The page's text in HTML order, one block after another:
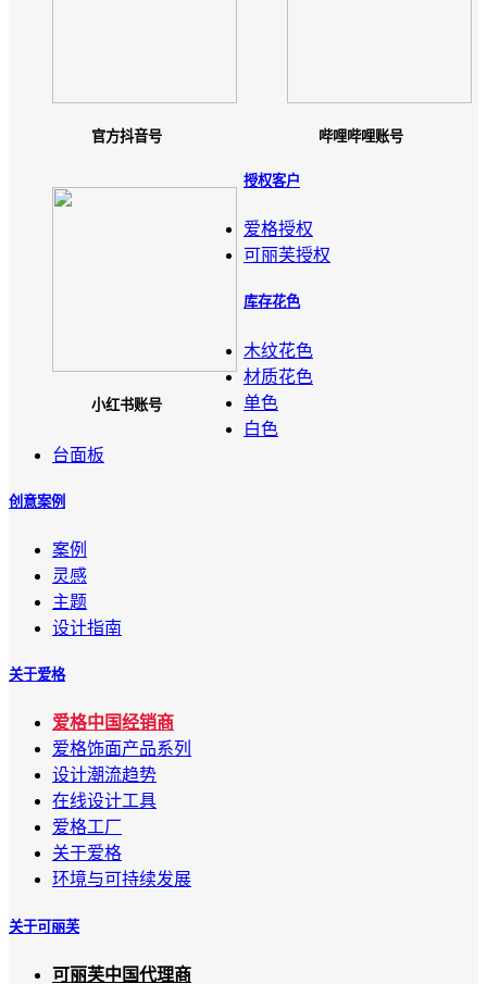
官方抖音号 哔哩哔哩账号
小红书账号
授权客户
爱格授权
可丽芙授权
库存花色
木纹花色
材质花色
单色
白色
台面板
创意案例
案例
灵感
主题
设计指南
关于爱格
爱格中国经销商
爱格饰面产品系列
设计潮流趋势
在线设计工具
爱格工厂
关于爱格
环境与可持续发展
关于可丽芙
可丽芙中国代理商